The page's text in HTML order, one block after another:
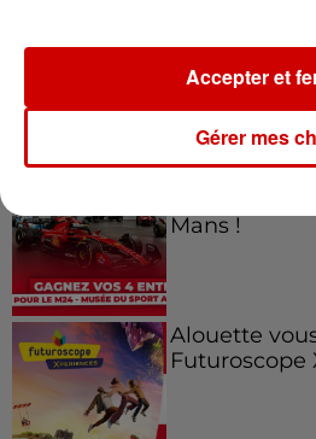
Gagnez vos
Mans !
Alouette
Futuroscope
Gérer mes
Accepter et